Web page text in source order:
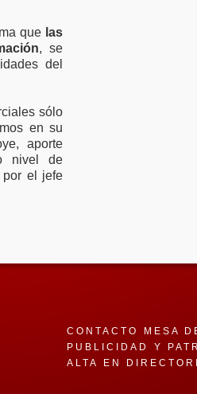
quelas
, se
del
sólo
en su
aporte
nivel de
por el jefe
CONTACTO MESA
PUBLICIDAD Y
ALTA EN